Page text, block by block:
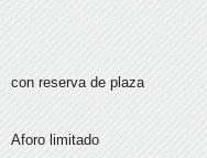
con reserva de plaza
Aforo limitado